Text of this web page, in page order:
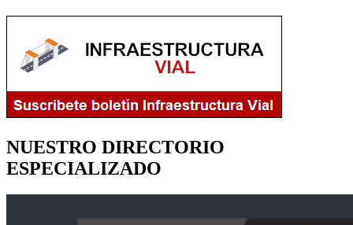
NUESTRO DIRECTORIO
ESPECIALIZADO